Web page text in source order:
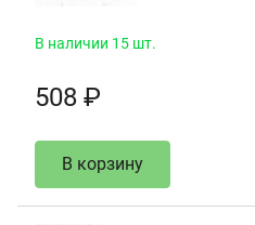
В наличии 15 шт.
508 ₽
В корзину